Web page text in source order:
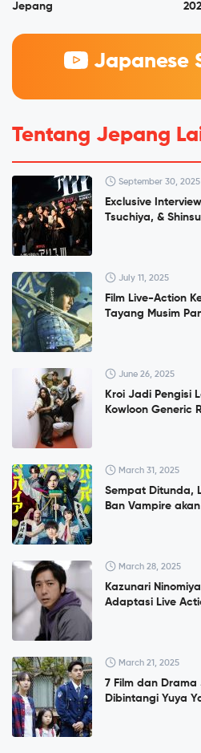
Jepang
Japanese
Tentang Jepang
September 30, 2025
Exclusive
Tsuchiya, &
July 11, 2025
Film Live-Action
Tayang Musim
June 26, 2025
Kroi Jadi Pengisi
Kowloon Generic
March 31, 2025
Sempat Ditunda,
Ban Vampire
March 28, 2025
Kazunari
Adaptasi Live
March 21, 2025
7 Film dan
Dibintangi Yuya